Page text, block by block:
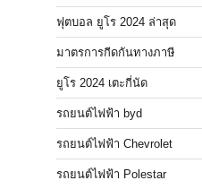
ฟุตบอล ยูโร 2024 ล่าสุด
มาตรการกีดกันทางภาษี
ยูโร 2024 เตะกี่นัด
รถยนต์ไฟฟ้า byd
รถยนต์ไฟฟ้า Chevrolet
รถยนต์ไฟฟ้า Polestar